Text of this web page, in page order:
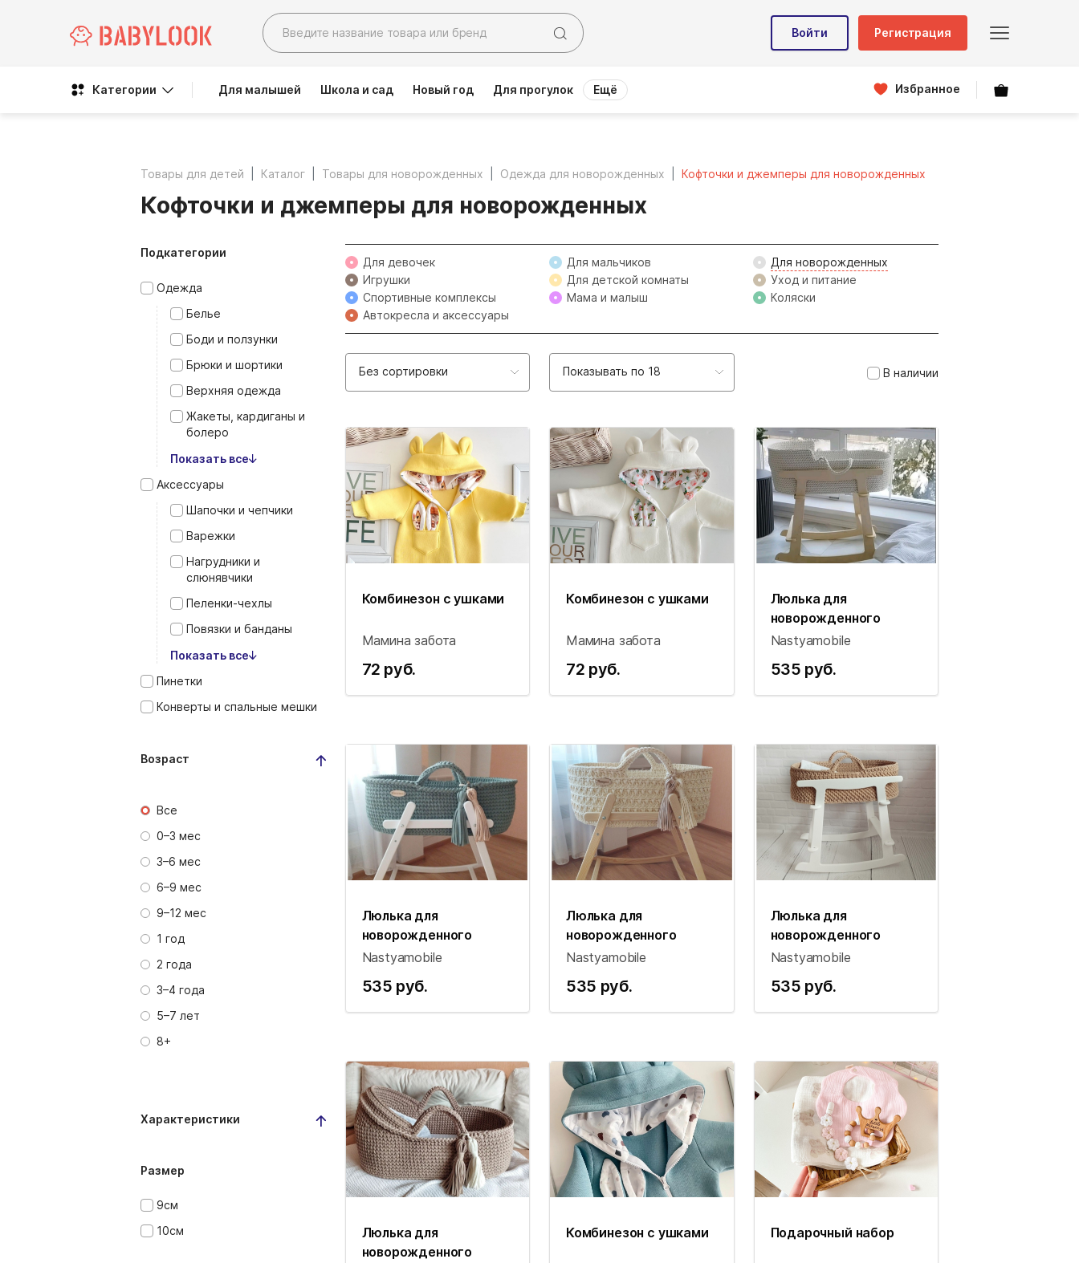
Войти Регистрация
Категории Для малышей Школа и сад Новый год Для прогулок Ещё Избранное
Товары для детей Каталог Товары для новорожденных Одежда для новорожденных Кофточки и джемперы для новорожденных
Кофточки и джемперы для новорожденных
Подкатегории
Одежда
Белье
Боди и ползунки
Брюки и шортики
Верхняя одежда
Жакеты, кардиганы и
болеро
Показать все
Аксессуары
Шапочки и чепчики
Варежки
Нагрудники и
слюнявчики
Пеленки‑чехлы
Повязки и банданы
Показать все
Пинетки
Конверты и спальные мешки
Возраст
Все
0–3 мес
3–6 мес
6–9 мес
9–12 мес
1 год
2 года
3–4 года
5–7 лет
8+
Характеристики
Размер
9см
10см
Для девочек Для мальчиков
Для новорожденных
Игрушки
Для детской комнаты
Уход и питание
Спортивные комплексы
Мама и малыш
Коляски
Автокресла и аксессуары
Без сортировки Показывать по 18 В наличии
Комбинезон с ушками
Мамина забота
72 руб.
Комбинезон с ушками
Мамина забота
72 руб.
Люлька для
новорожденного
Nastyamobile
535 руб.
Люлька для
новорожденного
Nastyamobile
535 руб.
Люлька для
новорожденного
Nastyamobile
535 руб.
Люлька для
новорожденного
Nastyamobile
535 руб.
Люлька для
новорожденного
Комбинезон с ушками Подарочный набор